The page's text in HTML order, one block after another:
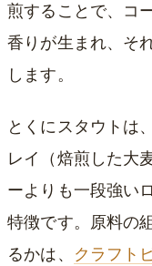
煎することで、コ
香りが生まれ、そ
します。
とくにスタウトは
レイ（焙煎した大
ーよりも一段強い
特徴です。原料の
るかは、
クラフト